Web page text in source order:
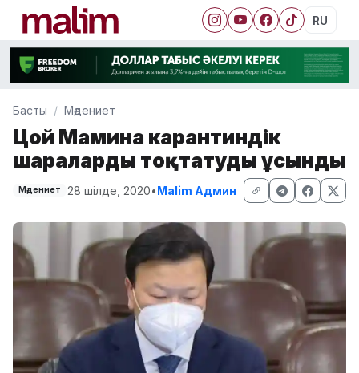
RU
Басты Мәдениет
Цой Маминға карантиндік
шараларды тоқтатуды ұсынды
Мәдениет 28 шілде, 2020•Malim Админ